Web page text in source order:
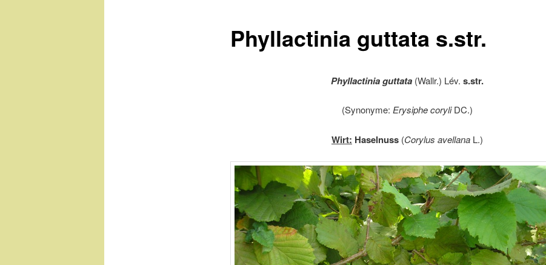
Phyllactinia guttata s.str.
Phyllactinia guttata (Wallr.) Lév. s.str.
(Synonyme: Erysiphe coryliDC.)
Wirt: Haselnuss(Corylus avellanaL.)